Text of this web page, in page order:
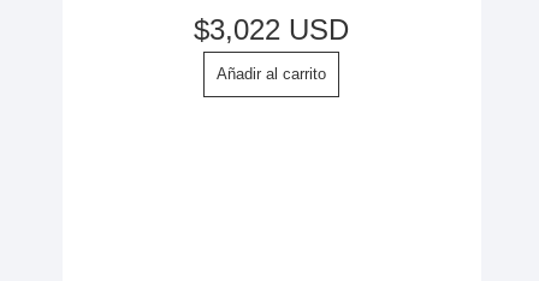
$3,022 USD
Añadir al carrito